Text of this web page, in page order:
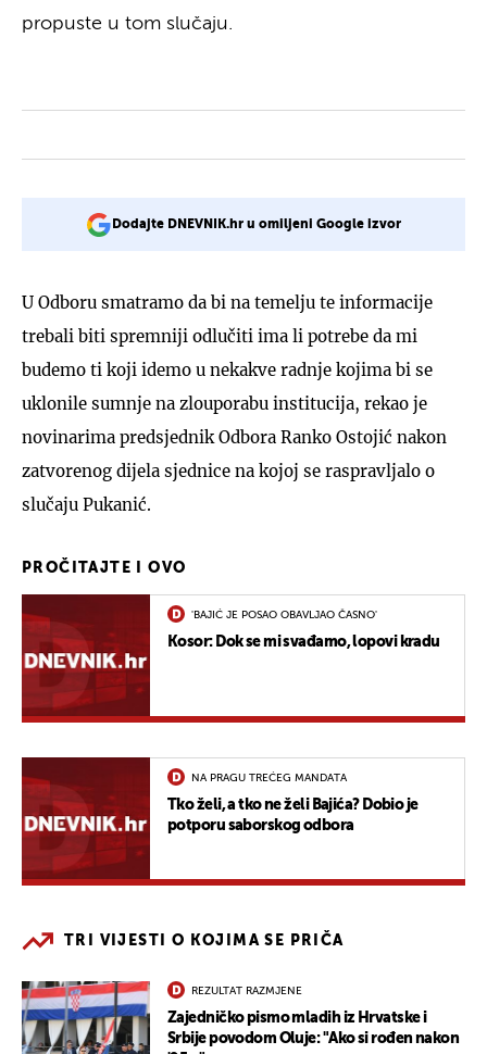
propuste u tom slučaju.
Dodajte DNEVNIK.hr u omiljeni Google izvor
U Odboru smatramo da bi na temelju te informacije
trebali biti spremniji odlučiti ima li potrebe da mi
budemo ti koji idemo u nekakve radnje kojima bi se
uklonile sumnje na zlouporabu institucija, rekao je
novinarima predsjednik Odbora Ranko Ostojić nakon
zatvorenog dijela sjednice na kojoj se raspravljalo o
slučaju Pukanić.
PROČITAJTE I OVO
'BAJIĆ JE POSAO OBAVLJAO ČASNO'
Kosor: Dok se mi svađamo, lopovi kradu
NA PRAGU TREĆEG MANDATA
Tko želi, a tko ne želi Bajića? Dobio je
potporu saborskog odbora
TRI VIJESTI O KOJIMA SE PRIČA
REZULTAT RAZMJENE
Zajedničko pismo mladih iz Hrvatske i
Srbije povodom Oluje: "Ako si rođen nakon